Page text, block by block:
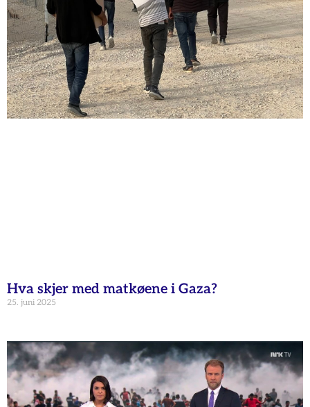
Hva skjer med matkøene i Gaza?
25. juni 2025